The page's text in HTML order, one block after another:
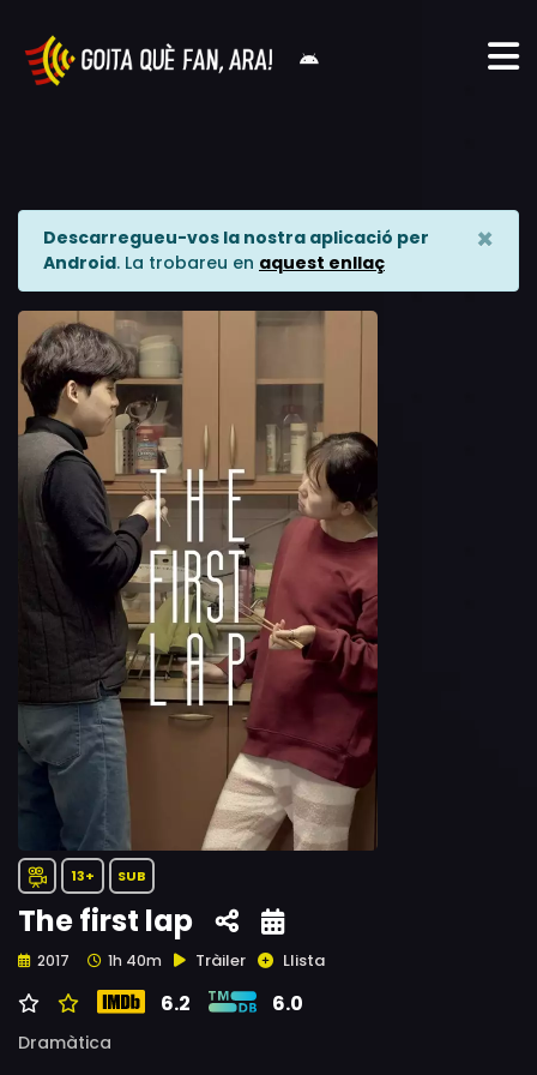
Descarregueu-vos la nostra aplicació per
Android. La trobareu en aquest enllaç
×
13+ SUB
The first lap
2017 1h 40m Tràiler Llista
6.2 6.0
Dramàtica